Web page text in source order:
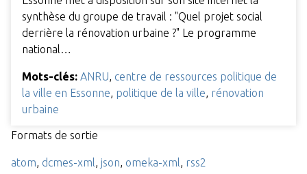
synthèse du groupe de travail : "Quel projet social
derrière la rénovation urbaine ?" Le programme
national…
Mots-clés: ANRU centre de ressources politique de
la ville en Essonne politique de la ville rénovation
urbaine
Formats de sortie
atom dcmes-xml json omeka-xml rss2